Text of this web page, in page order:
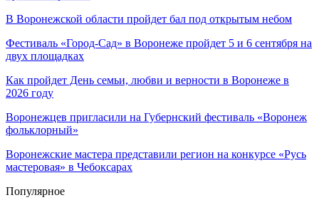
В Воронежской области пройдет бал под открытым небом
Фестиваль «Город-Сад» в Воронеже пройдет 5 и 6 сентября на
двух площадках
Как пройдет День семьи, любви и верности в Воронеже в
2026 году
Воронежцев пригласили на Губернский фестиваль «Воронеж
фольклорный»
Воронежские мастера представили регион на конкурсе «Русь
мастеровая» в Чебоксарах
Популярное